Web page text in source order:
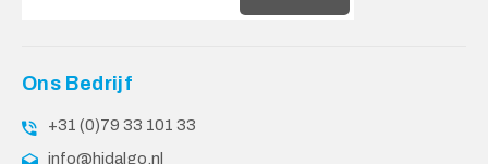
Ons Bedrijf
+31 (0)79 33 101 33
info@hidalgo.nl